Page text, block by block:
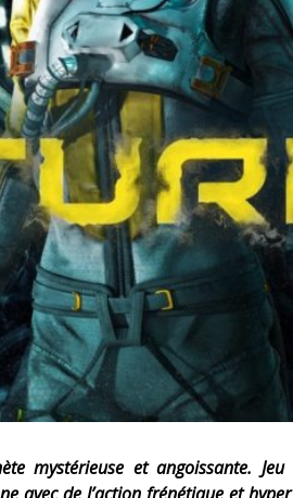
!
VENGEANCE !
mystérieuse et angoissante. Jeu